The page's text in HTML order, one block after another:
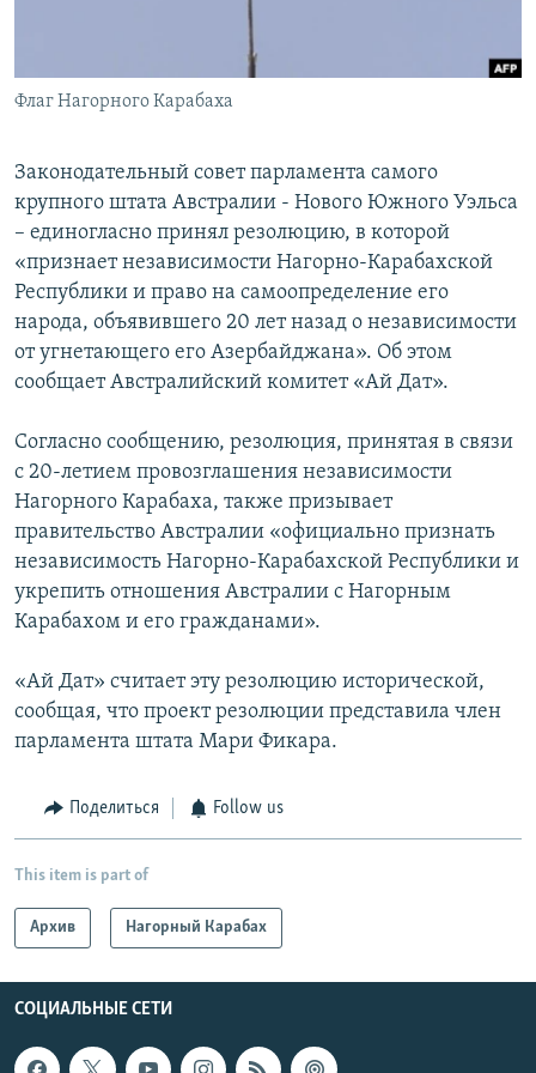
English
Все сайты Радио Азатутюн
Флаг Нагорного Карабаха
Законодательный совет парламента самого
крупного штата Австралии - Нового Южного Уэльса
– единогласно принял резолюцию, в которой
«признает независимости Нагорно-Карабахской
Республики и право на самоопределение его
народа, объявившего 20 лет назад о независимости
от угнетающего его Азербайджана». Об этом
сообщает Австралийский комитет «Ай Дат».
Согласно сообщению, резолюция, принятая в связи
с 20-летием провозглашения независимости
Нагорного Карабаха, также призывает
правительство Австралии «официально признать
независимость Нагорно-Карабахской Республики и
укрепить отношения Австралии с Нагорным
Карабахом и его гражданами».
«Ай Дат» считает эту резолюцию исторической,
сообщая, что проект резолюции представила член
парламента штата Мари Фикара.
Поделиться Follow us
This item is part of
Архив Нагорный Карабах
СОЦИАЛЬНЫЕ СЕТИ